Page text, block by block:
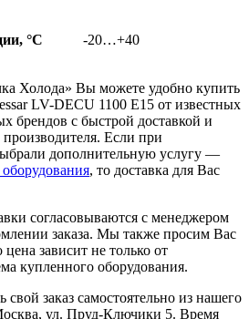
°С -20…+40
Холода» Вы можете удобно купить
LV-DECU 1100 E15 от известных
брендов с быстрой доставкой и
Если при
дополнительную услугу —
, то доставка для Вас
согласовываются с менеджером
заказа. Мы также просим Вас
зависит не только от
купленного оборудования.
заказ самостоятельно из нашего
ул. Пруд-Ключики 5. Время